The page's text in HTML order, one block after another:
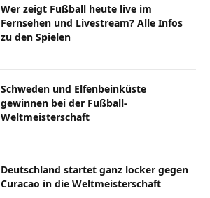
Wer zeigt Fußball heute live im
Fernsehen und Livestream? Alle Infos
zu den Spielen
Schweden und Elfenbeinküste
gewinnen bei der Fußball-
Weltmeisterschaft
Deutschland startet ganz locker gegen
Curacao in die Weltmeisterschaft